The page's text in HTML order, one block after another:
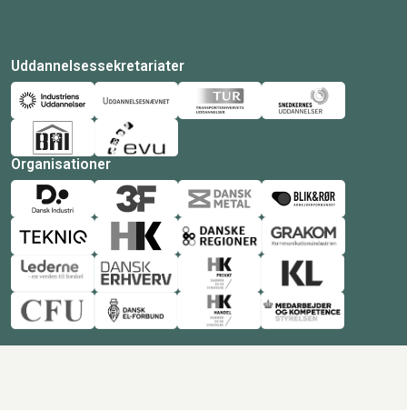
Uddannelsessekretariater
Organisationer